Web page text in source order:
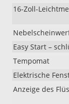
16-Zoll-
Easy Start –
Tempomat
Elektrische
Anzeige des